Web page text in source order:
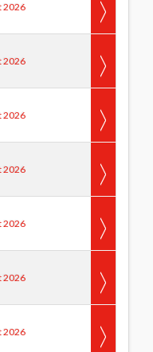
2026
2026
2026
2026
2026
2026
2026